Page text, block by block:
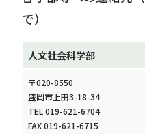
で）
人文社会科学部
〒020-8550
盛岡市上田3-18-34
TEL 019-621-6704
FAX 019-621-6715